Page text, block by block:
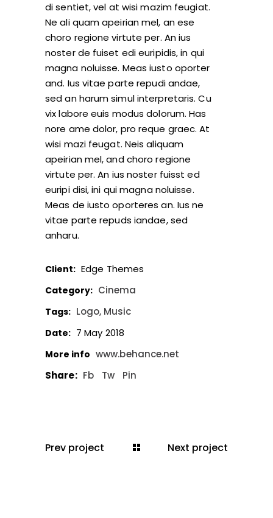
di sentiet, vel at wisi mazim feugiat.
Ne ali quam apeirian mel, an ese
choro regione virtute per. An ius
noster de fuiset edi euripidis, in qui
magna noluisse. Meas iusto oporter
and. Ius vitae parte repudi andae,
sed an harum simul interpretaris. Cu
vix labore euis modus dolorum. Has
nore ame dolor, pro reque graec. At
wisi mazi feugat. Neis aliquam
apeirian mel, and choro regione
virtute per. An ius noster fuisst ed
euripi disi, ini qui magna noluisse.
Meas de iusto oporteres an. Ius ne
vitae parte repuds iandae, sed
anharu.
Client: Edge Themes
Category: Cinema
Tags: Logo Music
Date: 7 May 2018
More info www.behance.net
Share: Fb Tw Pin
Prev project Next project